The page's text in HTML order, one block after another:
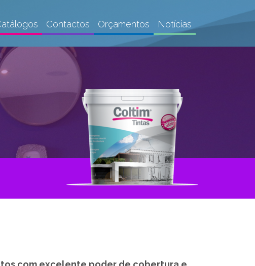
Contactos Orçamentos Notícias